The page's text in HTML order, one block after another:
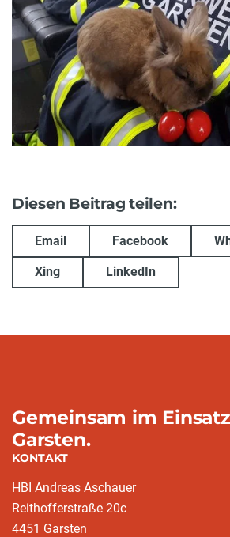
Diesen Beitrag teilen:
Email Facebook
Xing LinkedIn
Gemeinsam im
Garsten.
KONTAKT
HBI Andreas Aschauer
Reithofferstraße 20c
4451 Garsten